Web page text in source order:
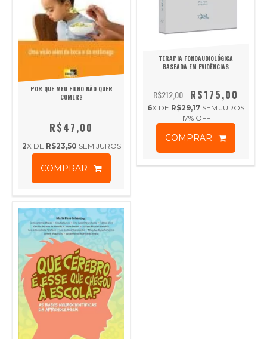
POR QUE MEU FILHO NÃO QUER
COMER?
R$47,00
2X DE R$23,50 SEM JUROS
COMPRAR
TERAPIA FONOAUDIOLÓGICA
BASEADA EM EVIDÊNCIAS
R$212,00
17% OFF
R$175,00
6X DE R$29,17 SEM JUROS
COMPRAR